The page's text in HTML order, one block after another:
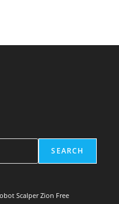
SEARCH
Scalper Zion Free